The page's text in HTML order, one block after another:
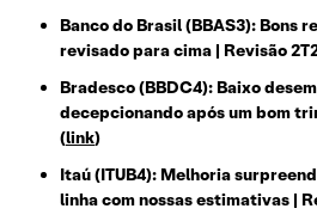
Banco do Brasil (BBAS3): Bons
revisado para cima | Revisão
Bradesco (BBDC4): Baixo
decepcionando após um bom
(link)
Itaú (ITUB4): Melhoria
linha com nossas estimativas |